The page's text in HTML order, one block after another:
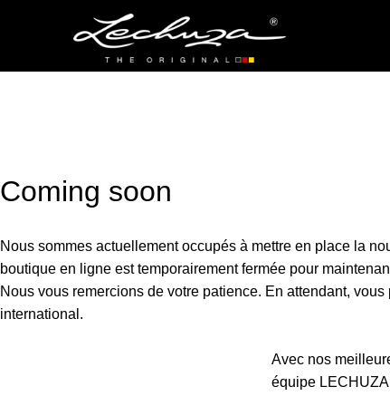
Coming soon
Nous sommes actuellement occupés à mettre en place la
boutique en ligne est temporairement fermée pour
Nous vous remercions de votre patience. En attendant,
international.
Avec nos
équipe LECHUZA